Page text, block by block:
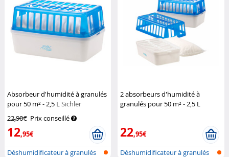
Absorbeur d'humidité à granulés
pour 50 m² - 2,5 LSichler
22,90€ Prix conseillé
12,95€
Déshumidificateur à granulés
2 absorbeurs d'humidité à
granulés pour 50 m² - 2,5 L
22,95€
Déshumidificateur à granulés